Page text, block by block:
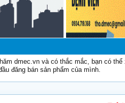
dmec.vn và có thắc mắc, bạn có
đăng bán sản phẩm của mình.